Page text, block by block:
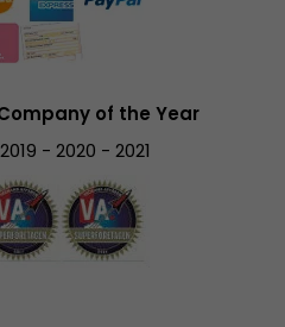
of the Year
- 2020 - 2021